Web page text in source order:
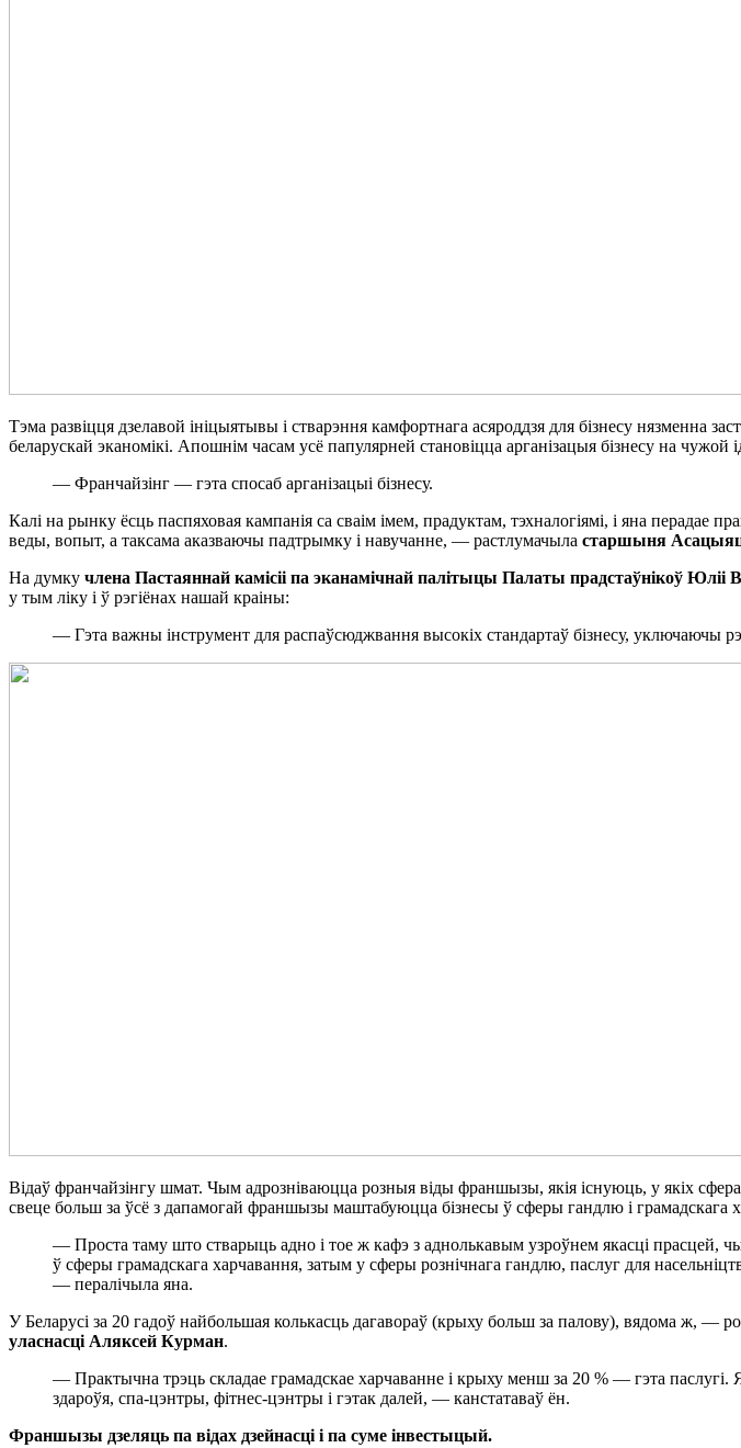
Тэма развіцця дзелавой ініцыятывы і стварэння камфортнага асяроддзя для бізнесу нязменна
беларускай эканомікі. Апошнім часам усё папулярней становіцца арганізацыя бізнесу на чужой
— Франчайзінг — гэта спосаб арганізацыі бізнесу.
Калі на рынку ёсць паспяховая кампанія са сваім імем, прадуктам, тэхналогіямі, і яна
веды, вопыт, а таксама аказваючы падтрымку і навучанне, — растлумачыла старшыня
На думку члена Пастаяннай камісіі па эканамічнай палітыцы Палаты прадстаўнікоў Юліі
у тым ліку і ў рэгіёнах нашай краіны:
— Гэта важны інструмент для распаўсюджвання высокіх стандартаў бізнесу, уключаючы
Відаў франчайзінгу шмат. Чым адрозніваюцца розныя віды франшызы, якія існуюць, у якіх
свеце больш за ўсё з дапамогай франшызы маштабуюцца бізнесы ў сферы гандлю і грамадскага
— Проста таму што стварыць адно і тое ж кафэ з аднолькавым узроўнем якасці
ў сферы грамадскага харчавання, затым у сферы рознічнага гандлю, паслуг для
— пералічыла яна.
У Беларусі за 20 гадоў найбольшая колькасць дагавораў (крыху больш за палову), вядома ж, —
уласнасці Аляксей Курман.
— Практычна трэць складае грамадскае харчаванне і крыху менш за 20 % — гэта
здароўя, спа-цэнтры, фітнес-цэнтры і гэтак далей, — канстатаваў ён.
Франшызы дзеляць па відах дзейнасці і па суме інвестыцый.